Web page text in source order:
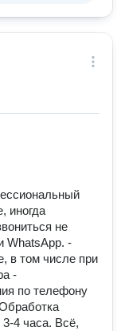
иногда
не
WhatsApp. -
в том числе при
-
по телефону
3-4 часа. Всё,